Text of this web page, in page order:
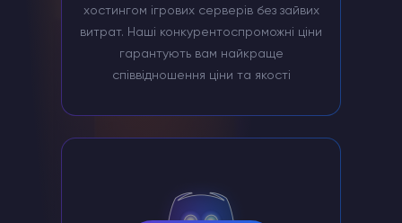
хостингом ігрових серверів без зайвих
витрат. Наші конкурентоспроможні ціни
гарантують вам найкраще
співвідношення ціни та якості